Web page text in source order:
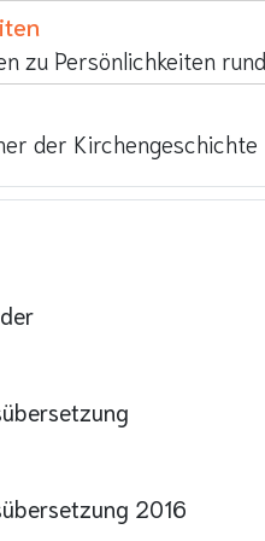
zu Persönlichkeiten
der Kirchengeschichte
2016